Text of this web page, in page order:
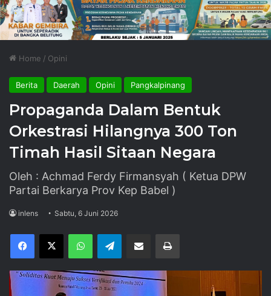
Home / Opini
Berita Daerah Opini Pangkalpinang
Propaganda Dalam Bentuk
Orkestrasi Hilangnya 300 Ton
Timah Hasil Sitaan Negara
Oleh : Achmad Ferdy Firmansyah ( Ketua DPW
Partai Berkarya Prov Kep Babel )
inlens Sabtu, 6 Juni 2026
Facebook
X WhatsAppTelegram Share via Email Print